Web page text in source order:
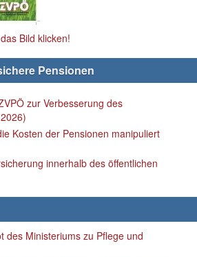
Bild klicken!
Pensionen
zur Verbesserung des
Kosten der Pensionen manipuliert
innerhalb des öffentlichen
des Ministeriums zu Pflege und